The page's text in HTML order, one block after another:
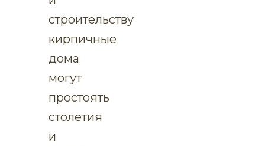
строительству
кирпичные
дома
могут
простоять
столетия
и